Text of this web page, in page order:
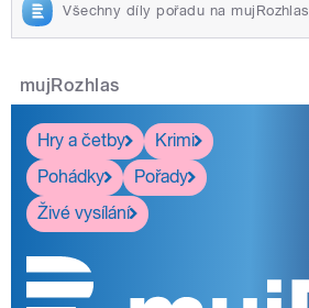
Všechny díly pořadu na mujRozhlas
mujRozhlas
Hry a četby
Krimi
Pohádky
Pořady
Živé vysílání